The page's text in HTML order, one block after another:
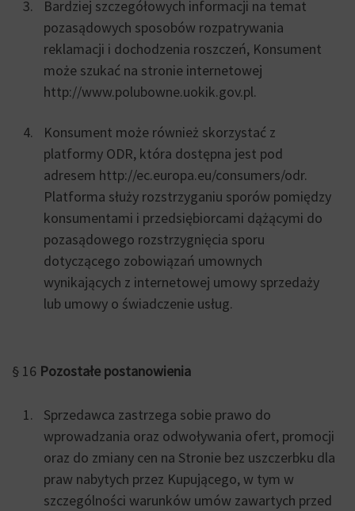
Bardziej szczegółowych informacji na temat
pozasądowych sposobów rozpatrywania
reklamacji i dochodzenia roszczeń, Konsument
może szukać na stronie internetowej
http://www.polubowne.uokik.gov.pl.
Konsument może również skorzystać z
platformy ODR, która dostępna jest pod
adresem http://ec.europa.eu/consumers/odr.
Platforma służy rozstrzyganiu sporów pomiędzy
konsumentami i przedsiębiorcami dążącymi do
pozasądowego rozstrzygnięcia sporu
dotyczącego zobowiązań umownych
wynikających z internetowej umowy sprzedaży
lub umowy o świadczenie usług.
§ 16 Pozostałe postanowienia
Sprzedawca zastrzega sobie prawo do
wprowadzania oraz odwoływania ofert, promocji
oraz do zmiany cen na Stronie bez uszczerbku dla
praw nabytych przez Kupującego, w tym w
szczególności warunków umów zawartych przed